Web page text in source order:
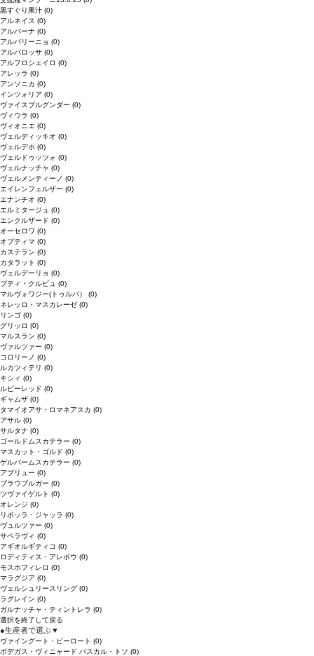
黒すぐり果汁 (0)
アルネイス (0)
アルバーナ (0)
アルバリーニョ (0)
アルバロッサ (0)
アルフロシェイロ (0)
アレッラ (0)
アンソニカ (0)
インツォリア (0)
ヴァイスブルグンダー (0)
ヴィウラ (0)
ヴィオニエ (0)
ヴェルディッキオ (0)
ヴェルデホ (0)
ヴェルドゥッツォ (0)
ヴェルナッチャ (0)
ヴェルメンティーノ (0)
エイレンフェルザー (0)
エナンチオ (0)
エルミタージュ (0)
エンクルザード (0)
オーセロワ (0)
オプティマ (0)
カステラン (0)
カタラット (0)
ヴェルデーリョ (0)
プティ・クルビュ (0)
マルヴォワジー(トゥルバ） (0)
ネレッロ・マスカレーゼ (0)
リンゴ (0)
グリッロ (0)
マルスラン (0)
ヴァルツァー (0)
コロリーノ (0)
ルカツィテリ (0)
キシィ (0)
ルビーレッド (0)
ギャムザ (0)
タマイオアサ・ロマネアスカ (0)
アサル (0)
サルタナ (0)
ゴールドムスカテラー (0)
マスカット・ゴルド (0)
ゲルバームスカテラー (0)
アブリュー (0)
ブラウブルガー (0)
ツヴァイゲルト (0)
オレンジ (0)
リボッラ・ジャッラ (0)
ヴュルツァー (0)
サペラヴィ (0)
アギオルギティコ (0)
ロディティス・アレポウ (0)
モスホフィレロ (0)
マラグジア (0)
ヴェルシュリースリング (0)
ラグレイン (0)
ガルナッチャ・ティントレラ (0)
選択を終了して戻る
●生産者で選ぶ▼
ヴァイングート・ピーロート (0)
ボデガス・ヴィニャード パスカル・トソ (0)